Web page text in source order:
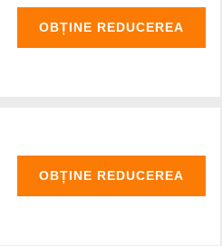
OBȚINE REDUCEREA
OBȚINE REDUCEREA